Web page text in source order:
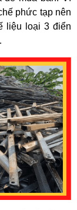
phức tạp nên
liệu loại 3 điển